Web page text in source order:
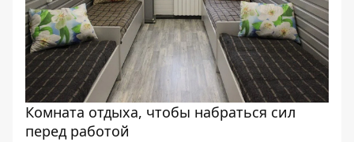
Комната отдыха, чтобы набраться сил
перед работой